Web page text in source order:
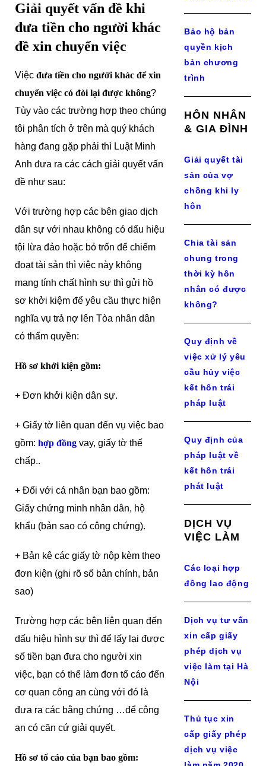
Giải quyết vấn đề khi
đưa tiền cho người khác
đề xin chuyển việc
Việc đưa tiền cho người khác để xin
chuyển việc có đòi lại được không?
Tùy vào các trường hợp theo chúng
tôi phân tích ở trên mà quý khách
hàng đang gặp phải thì Luật Minh
Anh đưa ra các cách giải quyết vấn
đề như sau:
Với trường hợp các bên giao dịch
dân sự với nhau không có dấu hiệu
tội lừa đảo hoặc bỏ trốn để chiếm
đoạt tài sản thì việc này không
mang tính chất hình sự thì gửi hồ
sơ khởi kiệm để yêu cầu thực hiện
nghĩa vụ trả nợ lên Tòa nhân dân
có thẩm quyền:
Hồ sơ khởi kiện gồm:
+ Đơn khởi kiện dân sự.
+ Giấy tờ liên quan đến vụ việc bao
gồm: hợp đồng vay, giấy tờ thế
chấp..
+ Đối với cá nhân bạn bao gồm:
Giấy chứng minh nhân dân, hộ
khẩu (bản sao có công chứng).
+ Bản kê các giấy tờ nộp kèm theo
đơn kiện (ghi rõ số bản chính, bản
sao)
Trường hợp các bên liên quan đến
dấu hiệu hình sự thì để lấy lại được
số tiền bạn đưa cho người xin
việc, bạn có thể làm đơn tố cáo đến
cơ quan công an cùng với đó là
đưa ra các bằng chứng …để công
an có căn cứ giải quyết.
Hồ sơ tố cáo của bạn bao gồm:
Bảo hộ bản
quyền kịch
bản chương
trình
HÔN NHÂN
& GIA ĐÌNH
Giải quyết tài
sản của vợ
chồng khi ly
hôn
Chia tài sản
chung trong
thời kỳ hôn
nhân có được
không?
Quy định về
việc xử lý yêu
cầu hủy việc
kết hôn trái
pháp luật
Quy định của
pháp luật về
kết hôn trái
phát luật
DỊCH VỤ
VIỆC LÀM
Các loại hợp
đồng lao động
Dịch vụ tư vấn
xin cấp giấy
phép dịch vụ
việc làm tại Hà
Nội
Thủ tục xin
cấp giấy phép
dịch vụ việc